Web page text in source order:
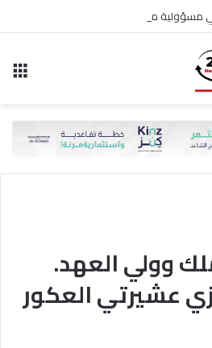
مسؤولية مشتركة
وولي العهد.
عشيرتي العكور